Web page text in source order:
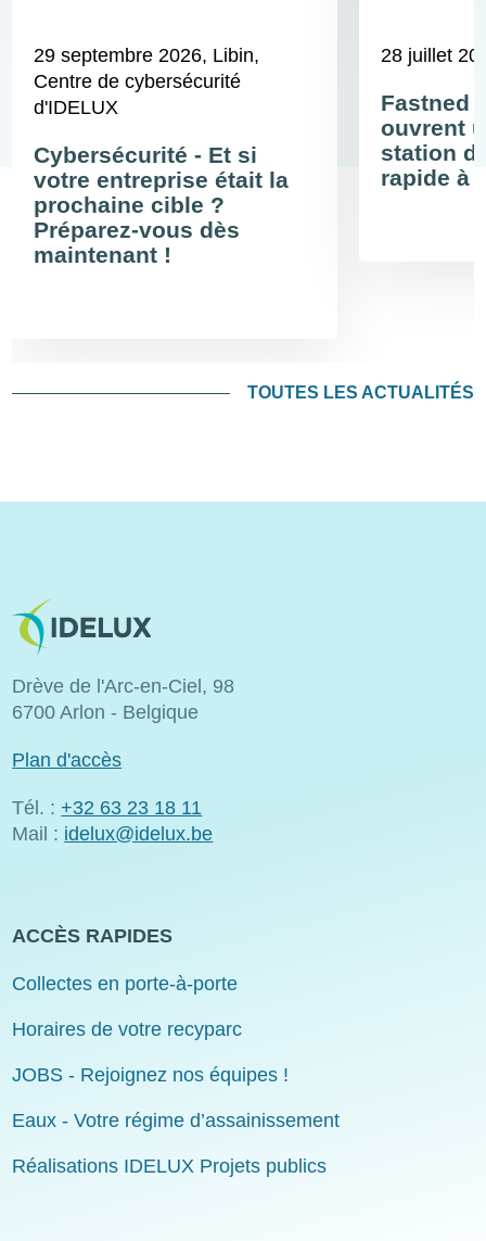
29 septembre 2026, Libin,
Centre de cybersécurité
d'IDELUX
Cybersécurité - Et si
votre entreprise était la
prochaine cible ?
Préparez-vous dès
maintenant !
28 juillet
Fastned
ouvrent
station
rapide à
TOUTES LES ACTUALITÉS
Image
Drève de l'Arc-en-Ciel, 98
6700 Arlon - Belgique
Plan d'accès
Tél. : +32 63 23 18 11
Mail : idelux@idelux.be
ACCÈS RAPIDES
Collectes en porte-à-porte
Horaires de votre recyparc
JOBS - Rejoignez nos équipes !
Eaux - Votre régime d’assainissement
Réalisations IDELUX Projets publics